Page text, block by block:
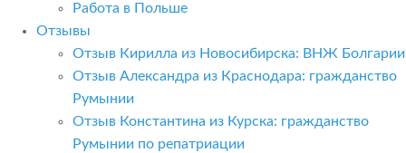
Работа в Польше
Отзывы
Отзыв Кирилла из Новосибирска: ВНЖ Болгарии
Отзыв Александра из Краснодара: гражданство
Румынии
Отзыв Константина из Курска: гражданство
Румынии по репатриации